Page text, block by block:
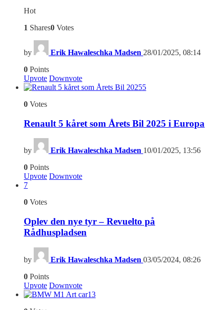
Hot
1 Shares0 Votes
by Erik Hawaleschka Madsen 28/01/2025, 08:14
0 Points
Upvote Downvote
5
0 Votes
Renault 5 kåret som Årets Bil 2025 i Europa
by Erik Hawaleschka Madsen 10/01/2025, 13:56
0 Points
Upvote Downvote
7
0 Votes
Oplev den nye tyr – Revuelto på
Rådhuspladsen
by Erik Hawaleschka Madsen 03/05/2024, 08:26
0 Points
Upvote Downvote
13